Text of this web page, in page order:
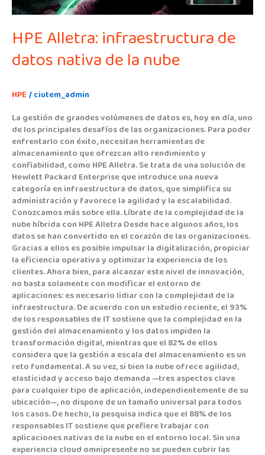
HPE Alletra: infraestructura de
datos nativa de la nube
HPE /ciutem_admin
La gestión de grandes volúmenes de datos es, hoy en día, uno
de los principales desafíos de las organizaciones. Para poder
enfrentarlo con éxito, necesitan herramientas de
almacenamiento que ofrezcan alto rendimiento y
confiabilidad, como HPE Alletra. Se trata de una solución de
Hewlett Packard Enterprise que introduce una nueva
categoría en infraestructura de datos, que simplifica su
administración y favorece la agilidad y la escalabilidad.
Conozcamos más sobre ella. Líbrate de la complejidad de la
nube híbrida con HPE Alletra Desde hace algunos años, los
datos se han convertido en el corazón de las organizaciones.
Gracias a ellos es posible impulsar la digitalización, propiciar
la eficiencia operativa y optimizar la experiencia de los
clientes. Ahora bien, para alcanzar este nivel de innovación,
no basta solamente con modificar el entorno de
aplicaciones: es necesario lidiar con la complejidad de la
infraestructura. De acuerdo con un estudio reciente, el 93%
de los responsables de IT sostiene que la complejidad en la
gestión del almacenamiento y los datos impiden la
transformación digital, mientras que el 82% de ellos
considera que la gestión a escala del almacenamiento es un
reto fundamental. A su vez, si bien la nube ofrece agilidad,
elasticidad y acceso bajo demanda —tres aspectos clave
para cualquier tipo de aplicación, independientemente de su
ubicación—, no dispone de un tamaño universal para todos
los casos. De hecho, la pesquisa indica que el 88% de los
responsables IT sostiene que prefiere trabajar con
aplicaciones nativas de la nube en el entorno local. Sin una
experiencia cloud omnipresente no se pueden cubrir las